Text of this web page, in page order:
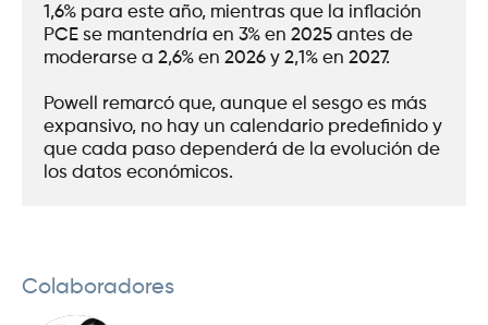
1,6% para este año, mientras que la inflación
PCE se mantendría en 3% en 2025 antes de
moderarse a 2,6% en 2026 y 2,1% en 2027.
Powell remarcó que, aunque el sesgo es más
expansivo, no hay un calendario predefinido y
que cada paso dependerá de la evolución de
los datos económicos.
Colaboradores